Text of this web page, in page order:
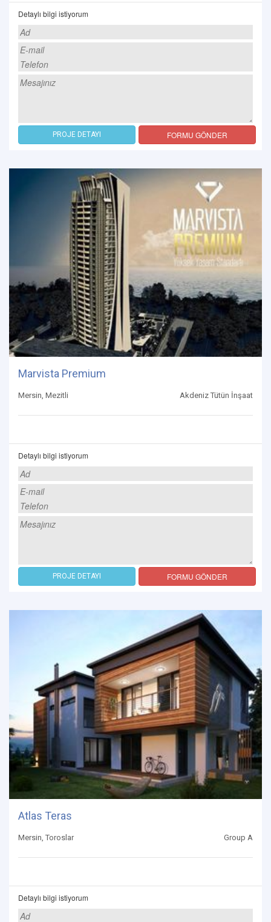
Detaylı bilgi istiyorum
PROJE DETAYI FORMU GÖNDER
Marvista Premium
Mersin, Mezitli Akdeniz Tütün İnşaat
Detaylı bilgi istiyorum
PROJE DETAYI FORMU GÖNDER
Atlas Teras
Mersin, Toroslar Group A
Detaylı bilgi istiyorum